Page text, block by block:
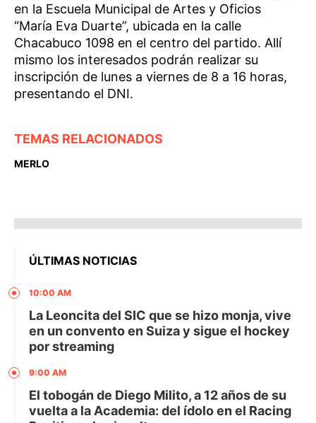
en la Escuela Municipal de Artes y Oficios
“María Eva Duarte”, ubicada en la calle
Chacabuco 1098 en el centro del partido. Allí
mismo los interesados podrán realizar su
inscripción de lunes a viernes de 8 a 16 horas,
presentando el DNI.
TEMAS RELACIONADOS
MERLO
ÚLTIMAS NOTICIAS
10:00 AM
La Leoncita del SIC que se hizo monja, vive
en un convento en Suiza y sigue el hockey
por streaming
9:00 AM
El tobogán de Diego Milito, a 12 años de su
vuelta a la Academia: del ídolo en el Racing